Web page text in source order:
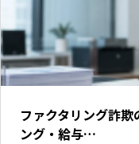
ファクタリング詐
ング・給与…